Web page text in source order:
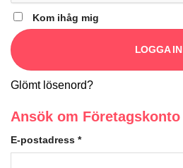
Kom ihåg mig
LOGGA IN
Glömt lösenord?
Ansök om Företagskonto
E-postadress *